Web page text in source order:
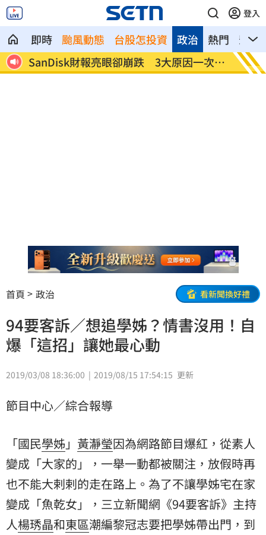
登入
即時 颱風動態 台股怎投資 熱門 影音
政治
SanDisk財報亮眼卻崩跌 3大原因一次看
懂
台南
首頁 政治 看新聞換好禮
94要客訴／想追學姊？情書沒用！自
爆「這招」讓她最心動
2019/03/08 18:36:00 2019/08/15 17:54:15 更新
節目中心／綜合報導
「國民學姊 」 黃瀞瑩因為網路節目爆紅，從素人
變成「大家的」，一舉一動都被關注，放假時再
也不能大剌剌的走在路上。為了不讓學姊宅在家
變成「魚乾女」，三立新聞網《94要客訴》主持
人楊琇晶和東區潮編黎冠志要把學姊帶出門，到